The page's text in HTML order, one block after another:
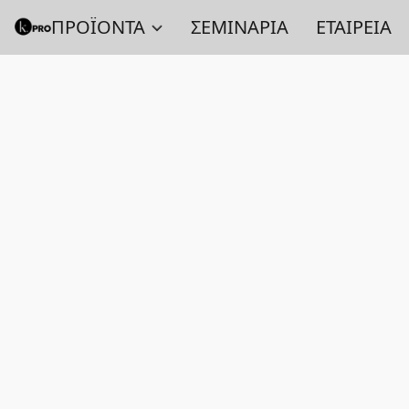
ΠΡΟΪΟΝΤΑ ΣΕΜΙΝΑΡΙΑ ΕΤΑΙΡΕΙΑ